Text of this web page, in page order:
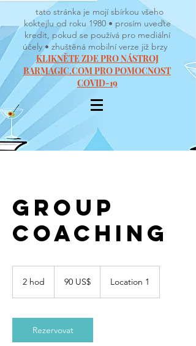
tato stránka je mojí sbírkou všeho
koktejlu od roku 1980 • prosím uveďte
kredit, pokud se používá pro mediální
účely • zhuštěná mobilní verze již brzy
KLIKNĚTE ZDE PRO NÁSTROJ
BARMAGIC.COM PRO POMOCNOST
COVID-19
Group
Coaching
2 hod
d
dolarů90 US$ Location 1
Rezervovat